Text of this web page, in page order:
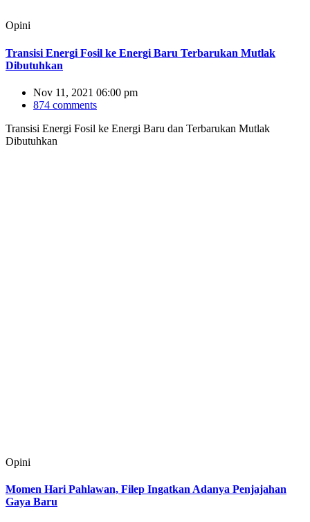
Opini
Transisi Energi Fosil ke Energi Baru Terbarukan Mutlak
Dibutuhkan
Nov 11, 2021 06:00 pm
874 comments
Transisi Energi Fosil ke Energi Baru dan Terbarukan Mutlak
Dibutuhkan
Opini
Momen Hari Pahlawan, Filep Ingatkan Adanya Penjajahan
Gaya Baru